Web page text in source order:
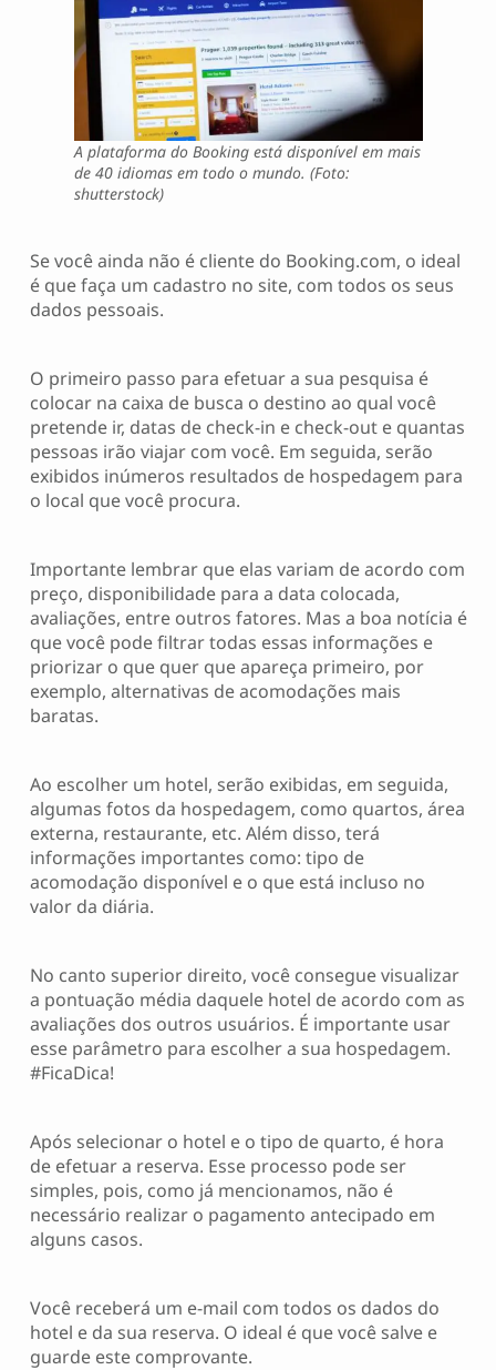
A plataforma do Booking está disponível em mais
de 40 idiomas em todo o mundo. (Foto:
shutterstock)
Se você ainda não é cliente do Booking.com, o ideal
é que faça um cadastro no site, com todos os seus
dados pessoais.
O primeiro passo para efetuar a sua pesquisa é
colocar na caixa de busca o destino ao qual você
pretende ir, datas de check-in e check-out e quantas
pessoas irão viajar com você. Em seguida, serão
exibidos inúmeros resultados de hospedagem para
o local que você procura.
Importante lembrar que elas variam de acordo com
preço, disponibilidade para a data colocada,
avaliações, entre outros fatores. Mas a boa notícia é
que você pode filtrar todas essas informações e
priorizar o que quer que apareça primeiro, por
exemplo, alternativas de acomodações mais
baratas.
Ao escolher um hotel, serão exibidas, em seguida,
algumas fotos da hospedagem, como quartos, área
externa, restaurante, etc. Além disso, terá
informações importantes como: tipo de
acomodação disponível e o que está incluso no
valor da diária.
No canto superior direito, você consegue visualizar
a pontuação média daquele hotel de acordo com as
avaliações dos outros usuários. É importante usar
esse parâmetro para escolher a sua hospedagem.
#FicaDica!
Após selecionar o hotel e o tipo de quarto, é hora
de efetuar a reserva. Esse processo pode ser
simples, pois, como já mencionamos, não é
necessário realizar o pagamento antecipado em
alguns casos.
Você receberá um e-mail com todos os dados do
hotel e da sua reserva. O ideal é que você salve e
guarde este comprovante.